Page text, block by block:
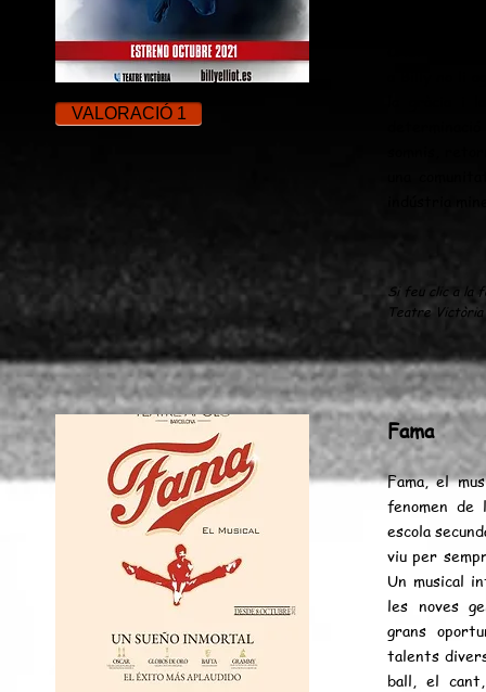
VALORACIÓ 1
Si feu clic a la
Teatre Victòria
Fama
Fama, el
fenomen de
escola
viu per
Un musical
les noves
grans
talents
ball, el